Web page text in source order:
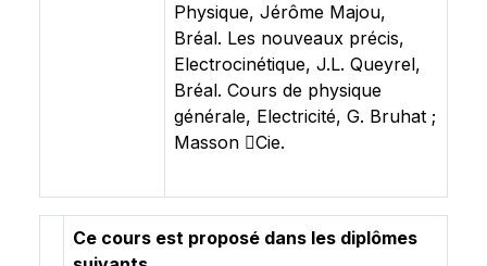
Physique, Jérôme Majou,
Bréal. Les nouveaux précis,
Electrocinétique, J.L. Queyrel,
Bréal. Cours de physique
générale, Electricité, G. Bruhat ;
Masson Cie.
Ce cours est proposé dans les diplômes